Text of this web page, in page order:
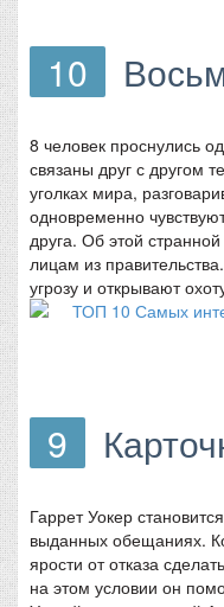
10
8 человек проснулись
связаны друг с другом
уголках мира,
одновременно
друга. Об этой
лицам из
угрозу и открывают
9
Гаррет Уокер
выданных обещаниях.
ярости от отказа
на этом условии он